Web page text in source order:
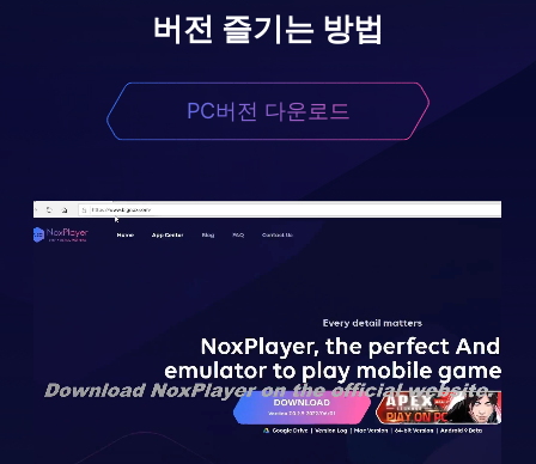
버전 즐기는 방법
PC버전 다운로드